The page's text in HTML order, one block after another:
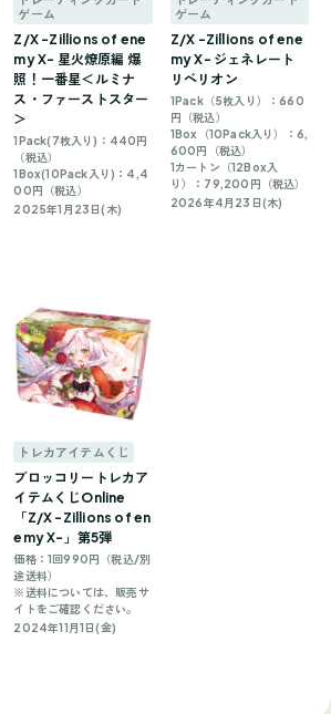
ゲーム
Z/X -Zillions of ene
my X- 星火燎原編 爆
照！一番星＜ルミナ
ス・ファーストスター
＞
1Pack(7枚入り)：440円
（税込）
1Box(10Pack入り)：4,4
00円（税込）
2025年1月23日(木)
ゲーム
Z/X -Zillions of ene
my X- ジェネレート
リベリオン
1Pack（5枚入り）：660
円（税込）
1Box（10Pack入り）：6,
600円（税込）
1カートン（12Box入
り）：79,200円（税込）
2026年4月23日(木)
トレカアイテムくじ
ブロッコリートレカア
イテムくじOnline
「Z/X -Zillions of en
emy X-」第5弾
価格：1回990円（税込/別
途送料）
※送料については、販売サ
イトをご確認ください。
2024年11月1日(金)